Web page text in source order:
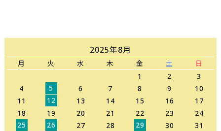
2025年8月
月 火 水 木 金 土
日
1
2
3
4
5 6 7 8 9
10
11
12 13 14 15 16
17
18
19 20 21 22 23
24
25
26 27 28 29 30 31